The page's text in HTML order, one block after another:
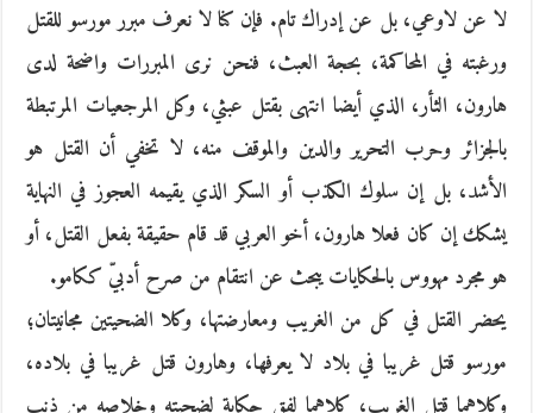
لا عن لاوعي، بل عن إدراك تام. فإن كنا لا نعرف مبرر مورسو للقتل
ورغبته في المحاكمة، بحجة العبث، فنحن نرى المبررات واضحة لدى
هارون، الثأر، الذي أيضا انتهى بقتل عبثي، وكل المرجعيات المرتبطة
بالجزائر وحرب التحرير والدين والموقف منه، لا تخفي أن القتل هو
الأشد، بل إن سلوك الكذب أو السكر الذي يقيمه العجوز في النهاية
يشكك إن كان فعلا هارون، أخو العربي قد قام حقيقة بفعل القتل، أو
هو مجرد مهووس بالحكايات يبحث عن انتقام من صرح أدبيّ ككامو.
يحضر القتل في كل من الغريب ومعارضتها، وكلا الضحيتين مجانيتان؛
مورسو قتل غريبا في بلاد لا يعرفها، وهارون قتل غريبا في بلاده،